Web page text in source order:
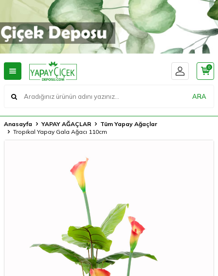
ARA
0
Anasayfa YAPAY AĞAÇLAR
Tüm Yapay Ağaçlar
Tropikal Yapay Gala Ağacı 110cm